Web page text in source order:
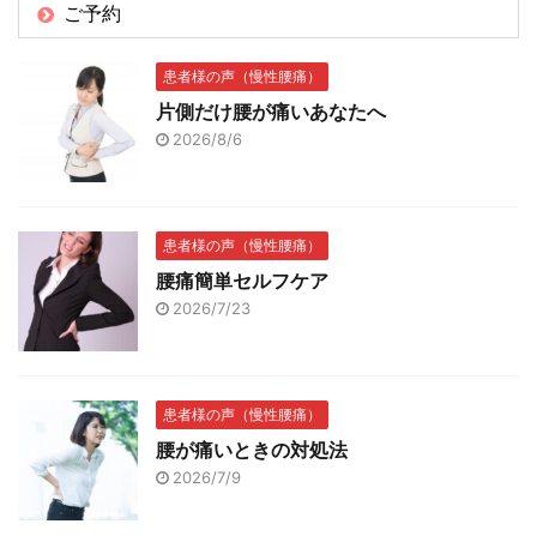
ご予約
患者様の声（慢性腰痛）
片側だけ腰が痛いあなたへ
2026/8/6
患者様の声（慢性腰痛）
腰痛簡単セルフケア
2026/7/23
患者様の声（慢性腰痛）
腰が痛いときの対処法
2026/7/9